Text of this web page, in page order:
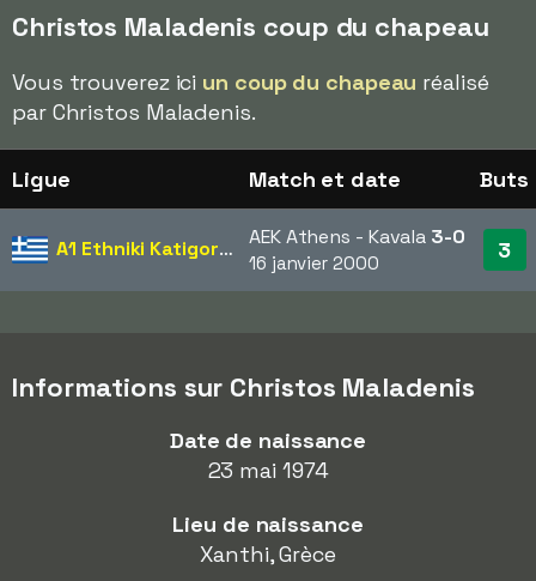
Christos Maladenis coup du chapeau
Vous trouverez ici un coup du chapeau réalisé
par Christos Maladenis.
Ligue Match et date Buts
A1 Ethniki Katigoria AEK Athens - Kavala 3-0
16 janvier 2000 3
Informations sur Christos Maladenis
Date de naissance
23 mai 1974
Lieu de naissance
Xanthi, Grèce